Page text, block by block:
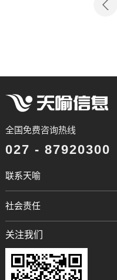
全国免费咨询热线
027 - 87920300
联系天喻
社会责任
关注我们